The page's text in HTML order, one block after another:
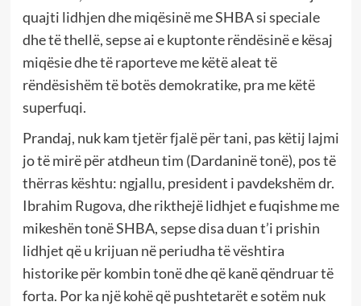
quajti lidhjen dhe miqësinë me SHBA si speciale
dhe të thellë, sepse ai e kuptonte rëndësinë e kësaj
miqësie dhe të raporteve me këtë aleat të
rëndësishëm të botës demokratike, pra me këtë
superfuqi.
Prandaj, nuk kam tjetër fjalë për tani, pas këtij lajmi
jo të mirë për atdheun tim (Dardaninë tonë), pos të
thërras kështu: ngjallu, president i pavdekshëm dr.
Ibrahim Rugova, dhe rikthejë lidhjet e fuqishme me
mikeshën tonë SHBA, sepse disa duan t’i prishin
lidhjet që u krijuan në periudha të vështira
historike për kombin tonë dhe që kanë qëndruar të
forta. Por ka një kohë që pushtetarët e sotëm nuk